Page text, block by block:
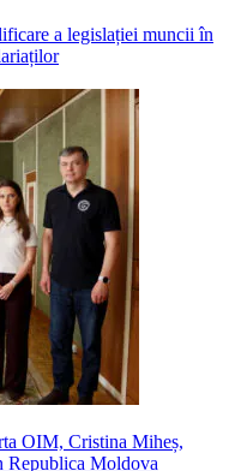
a legislației muncii în
OIM, Cristina Miheș,
Republica Moldova